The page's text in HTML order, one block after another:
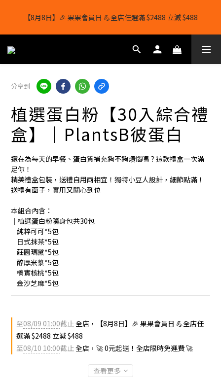
【8月8日】🎉 果果會員日 💪全店任選滿 $2488 立減 $488
【1/8-31/8】8月下單即贈 蛋白威化餅×1-隨機口味
結帳輸入[gopowerhk]，可享全單*95折*，可與活動折扣疊加。
[新會員優惠]新會員註冊即送$20購物金
【8月8日】🎉 果果會員日 💪全店任選滿 $2488 立減 $488
分享到
植選蛋白粉【30入綜合禮
盒】｜PlantsB彼蛋白
還在為每天的早餐、蛋白質補充夠不夠煩惱嗎？這款禮盒一次滿
足你！
精美禮盒包裝，送禮自用兩相宜！獨特小豆人設計，細節點滿！
送禮有面子，實用又關心到位
本組合內含：
｜植選蛋白粉隨身包共30包
    純粹可可*5包
    日式抹茶*5包
    莊園瑪黛*5包
    醇厚米漿*5包
    榛實核桃*5包
    金沙芝麻*5包
至08/09 01:00截止全店，【8月8日】🎉 果果會員日 💪全店任
選滿 $2488 立減 $488
至08/10 10:00截止全店，🚀 0元起送！全店限時免運費 🚀
查看更多